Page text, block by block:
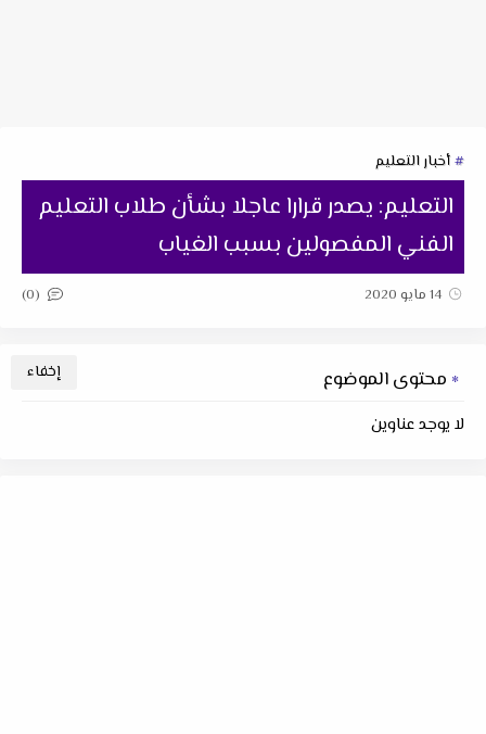
أخبار التعليم
التعليم: يصدر قرارا عاجلا بشأن طلاب التعليم
الفني المفصولين بسبب الغياب
14 مايو 2020 (0)
محتوى الموضوع
لا يوجد عناوين